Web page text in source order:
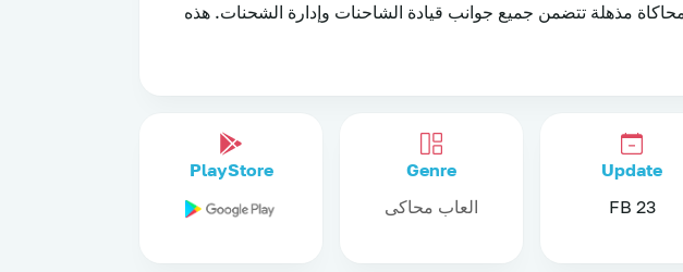
مذهلة تتضمن جميع جوانب قيادة الشاحنات وإدارة الشحنات. هذه
Update
23 FB
Genre
العاب محاكى
PlayStore